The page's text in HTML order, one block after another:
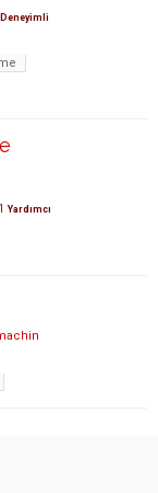
Deneyimli
Yardımcı